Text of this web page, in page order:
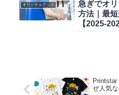
オリジナルグッズ
急ぎでオ
方法｜最
【2025-
ぜ人気